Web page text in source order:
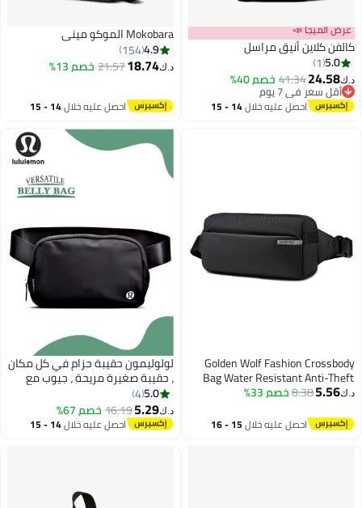
4
عرض الميجا 📣
كالفن كلاين أنيق مراسل
5.0
1
د.ك‏24.58
41.34خصم 40%
أقل سعر في 7 يوم
أقل سعر في 7 يوماحصل عليه خلال 14 - 15
Mokobara الموكو ميني
4.9
154
د.ك‏18.74
21.57خصم 13%
احصل عليه خلال 14 - 15
Golden Wolf Fashion Crossbody
Bag Water Resistant Anti-Theft
Polyester Chest Bag Business
GXB00895, Black
د.ك‏5.56
8.38خصم 33%
احصل عليه خلال 15 - 16
6
لولوليمون حقيبة حزام في كل مكان
، حقيبة صغيرة مريحة ، جيوب مع
السحب ، جيوب خارجية سهلة
الاستخدام ، جيوب الضروريات
الداخلية لتخزين الأشياء أثناء السفر ،
أسود
5.0
4
د.ك‏5.29
16.19خصم 67%
احصل عليه خلال 14 - 15